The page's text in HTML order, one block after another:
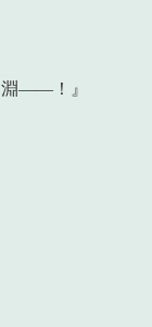
淵——！』